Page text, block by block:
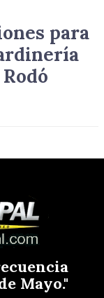
para
Mayo."